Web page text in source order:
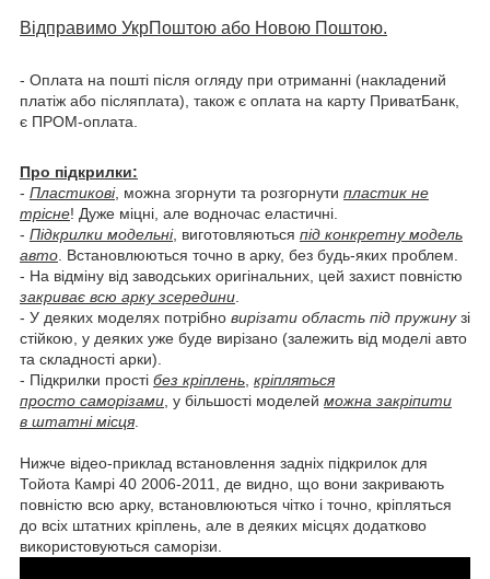
Відправимо УкрПоштою або Новою Поштою.
- Оплата на пошті після огляду при отриманні (накладений
платіж або післяплата), також є оплата на карту ПриватБанк,
є ПРОМ-оплата.
Про підкрилки:
- Пластикові, можна згорнути та розгорнути пластик не
трісне! Дуже міцні, але водночас еластичні.
- Підкрилки модельні, виготовляються під конкретну модель
авто . Встановлюються точно в арку, без будь-яких проблем.
- На відміну від заводських оригінальних, цей захист повністю
закриває всю арку зсередини
- У деяких моделях потрібно вирізати область під пружинузі
стійкою, у деяких уже буде вирізано (залежить від моделі авто
та складності арки).
- Підкрилки прості без кріплень кріпляться
просто саморізами , у більшості моделей можна закріпити
в штатні місця
Нижче відео-приклад встановлення задніх підкрилок для
Тойота Камрі 40 2006-2011, де видно, що вони закривають
повністю всю арку, встановлюються чітко і точно, кріпляться
до всіх штатних кріплень, але в деяких місцях додатково
використовуються саморізи.